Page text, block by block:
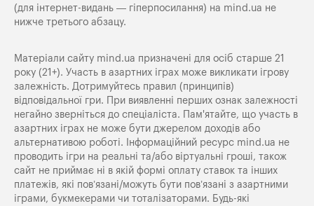
(для інтернет-видань — гіперпосилання) на mind.ua не
нижче третього абзацу.
Матеріали сайту mind.ua призначені для осіб старше 21
року (21+). Участь в азартних іграх може викликати ігрову
залежність. Дотримуйтесь правил (принципів)
відповідальної гри. При виявленні перших ознак залежності
негайно зверніться до спеціаліста. Пам'ятайте, що участь в
азартних іграх не може бути джерелом доходів або
альтернативою роботі. Інформаційний ресурс mind.ua не
проводить ігри на реальні та/або віртуальні гроші, також
сайт не приймає ні в якій формі оплату ставок та інших
платежів, які пов’язані/можуть бути пов’язані з азартними
іграми, букмекерами чи тоталізаторами. Будь-які